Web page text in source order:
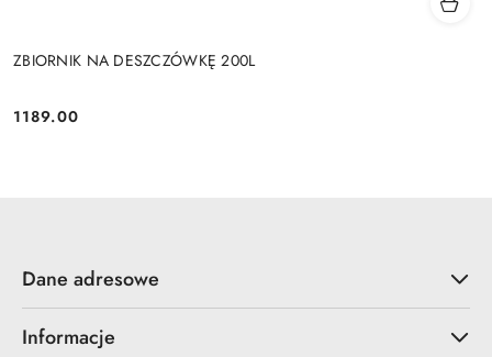
ZBIORNIK NA DESZCZÓWKĘ 200L
Cena:
1189.00
Dane adresowe
Informacje